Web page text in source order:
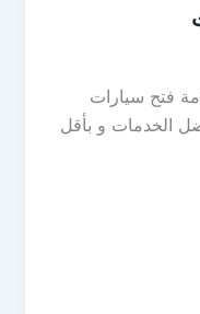
فتح سيارات
الخدمات و بأقل